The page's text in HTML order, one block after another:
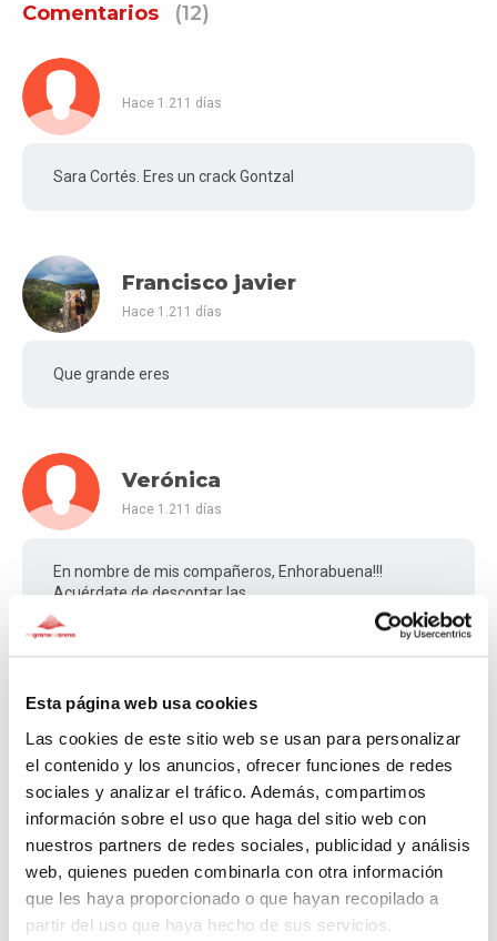
Esta página web usa cookies
Las cookies de este sitio web se usan para personalizar
el contenido y los anuncios, ofrecer funciones de redes
sociales y analizar el tráfico. Además, compartimos
información sobre el uso que haga del sitio web con
nuestros partners de redes sociales, publicidad y análisis
web, quienes pueden combinarla con otra información
que les haya proporcionado o que hayan recopilado a
partir del uso que haya hecho de sus servicios.
Comentarios (12)
Hace 1.211 días
Sara Cortés. Eres un crack Gontzal
Francisco javier
Hace 1.211 días
Que grande eres
Verónica
Hace 1.211 días
En nombre de mis compañeros, Enhorabuena!!!
Acuérdate de descontar las
cervezas....#BeerRunnersBilbao #Muchomasquecorrer
Hace 1.214 días
Al lio
Hace 1.215 días